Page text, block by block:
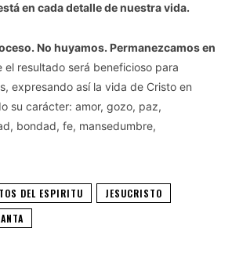
en cada detalle de nuestra vida.
No huyamos. Permanezcamos en
el resultado será beneficioso para
expresando así la vida de Cristo en
su carácter: amor, gozo, paz,
bondad, fe, mansedumbre,
DEL ESPIRITU
JESUCRISTO